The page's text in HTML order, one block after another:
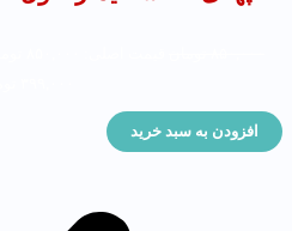
افزودن به سبد خرید